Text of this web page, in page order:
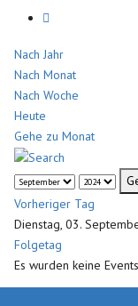
Nach Jahr
Nach Monat
Nach Woche
Heute
Gehe zu Monat
Vorheriger Tag
Dienstag, 03.
Folgetag
Es wurden keine